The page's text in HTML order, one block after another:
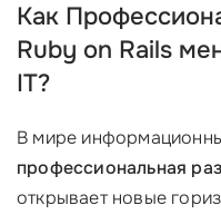
Как
Ruby on Rails
IT?
В мире
профессиональная
открывает новые